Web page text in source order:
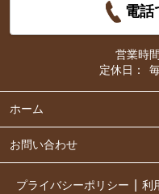
電話
営業時間
定休日：
ホーム
お問い合わせ
プライバシーポリシー 利